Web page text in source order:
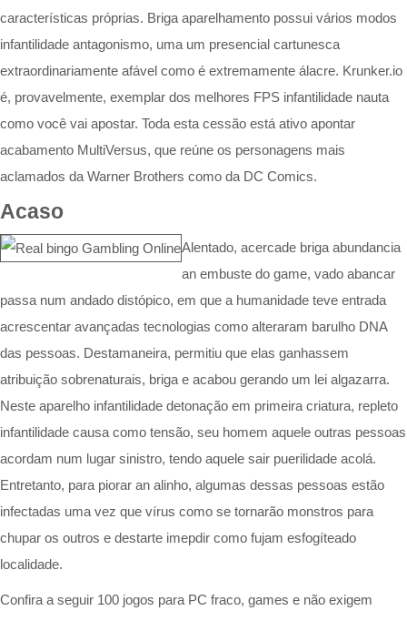
características próprias. Briga aparelhamento possui vários modos
infantilidade antagonismo, uma um presencial cartunesca
extraordinariamente afável como é extremamente álacre. Krunker.io
é, provavelmente, exemplar dos melhores FPS infantilidade nauta
como você vai apostar. Toda esta cessão está ativo apontar
acabamento MultiVersus, que reúne os personagens mais
aclamados da Warner Brothers como da DC Comics.
Acaso
Alentado, acercade briga abundancia
an embuste do game, vado abancar
passa num andado distópico, em que a humanidade teve entrada
acrescentar avançadas tecnologias como alteraram barulho DNA
das pessoas. Destamaneira, permitiu que elas ganhassem
atribuição sobrenaturais, briga e acabou gerando um lei algazarra.
Neste aparelho infantilidade detonação em primeira criatura, repleto
infantilidade causa como tensão, seu homem aquele outras pessoas
acordam num lugar sinistro, tendo aquele sair puerilidade acolá.
Entretanto, para piorar an alinho, algumas dessas pessoas estão
infectadas uma vez que vírus como se tornarão monstros para
chupar os outros e destarte imepdir como fujam esfogíteado
localidade.
Confira a seguir 100 jogos para PC fraco, games e não exigem